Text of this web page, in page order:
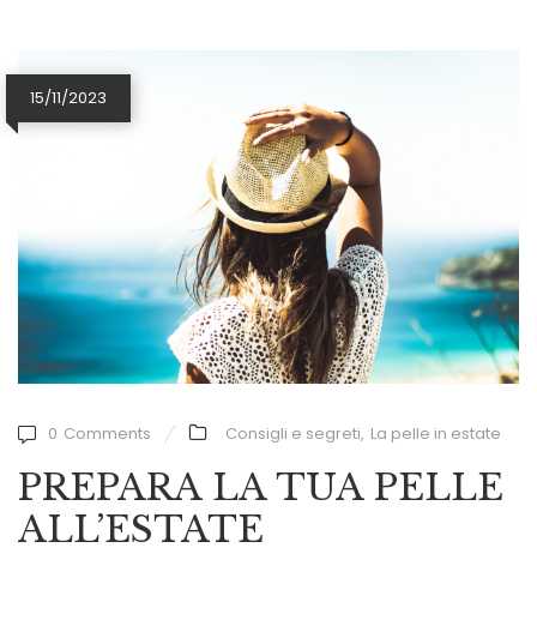
15/11/2023
0 Comments Consigli e segreti, La pelle in estate
PREPARA LA TUA PELLE
ALL’ESTATE